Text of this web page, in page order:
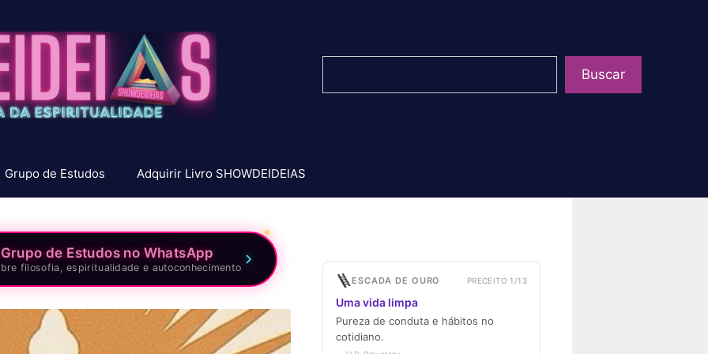
Buscar
Grupo de Estudos Adquirir Livro SHOWDEIDEIAS
de Estudos no WhatsApp
filosofia, espiritualidade e autoconhecimento